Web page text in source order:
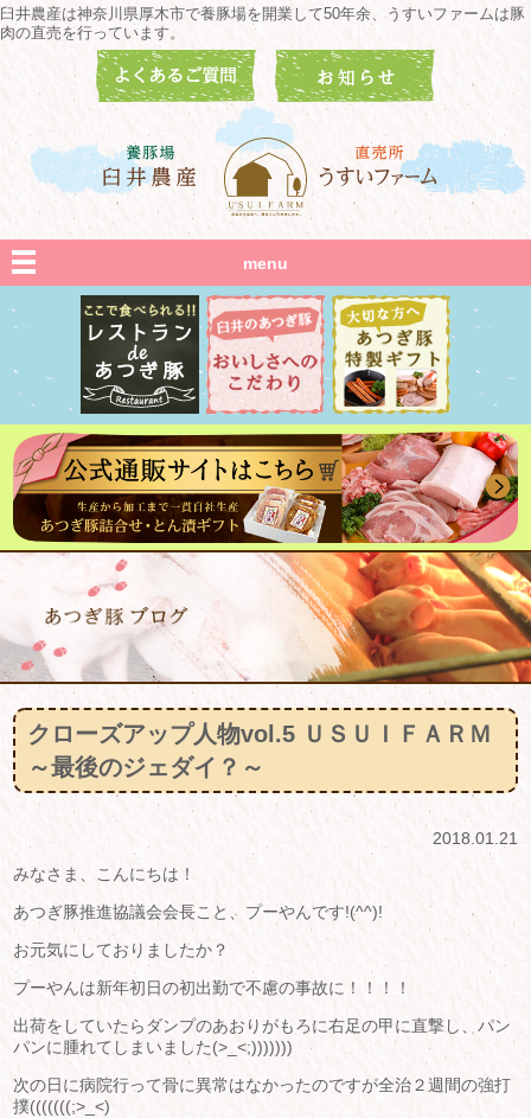
臼井農産は神奈川県厚木市で養豚場を開業して50年余、うすいファームは豚
肉の直売を行っています。
menu
クローズアップ人物vol.5 ＵＳＵＩＦＡＲＭ
～最後のジェダイ？～
2018.01.21
みなさま、こんにちは！
あつぎ豚推進協議会会長こと、プーやんです!(^^)!
お元気にしておりましたか？
プーやんは新年初日の初出勤で不慮の事故に！！！！
出荷をしていたらダンプのあおりがもろに右足の甲に直撃し、パン
パンに腫れてしまいました(>_<;)))))))
次の日に病院行って骨に異常はなかったのですが全治２週間の強打
撲(((((((;>_<)